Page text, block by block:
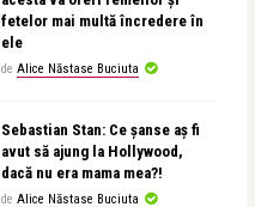
fetelor mai multă încredere în
ele
de Alice Năstase Buciuta
Sebastian Stan: Ce șanse aș fi
avut să ajung la Hollywood,
dacă nu era mama mea?!
de Alice Năstase Buciuta